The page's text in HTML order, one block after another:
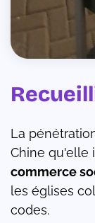
La
Chine qu'elle
commerce
les églises
codes.